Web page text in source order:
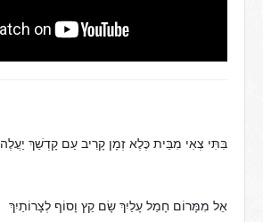
בִּתִּי צְאִי מִבֵּית כֶּלֶא זְמָן קָרִיב עַם קָדְשֵׁךְ יַעֲלֶה
אֵל מִמָּרוֹם חָמַל עָלַיִךְ שָׂם קֵץ וָסוֹף לְצָרוֹתַיִךְ